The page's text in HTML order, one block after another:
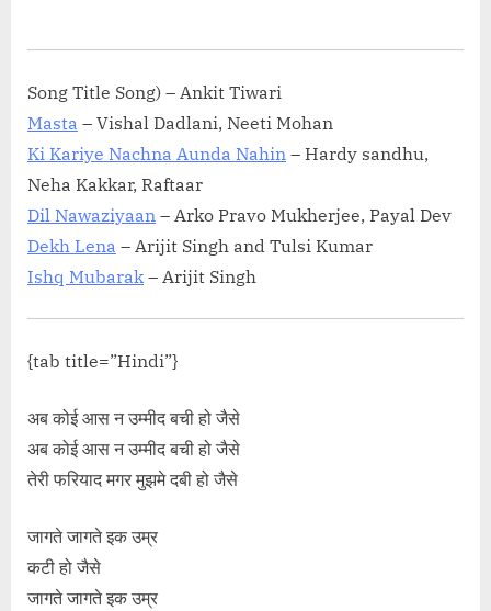
class="more-link">Read More<span class="screen-
Muskurana Lyrics in Hindi – Jubin Nautiyal”</span> »</a>
</p>
Song Title Song) – Ankit Tiwari
Masta – Vishal Dadlani, Neeti Mohan
Ki Kariye Nachna Aunda Nahin – Hardy sandhu,
Neha Kakkar, Raftaar
Dil Nawaziyaan – Arko Pravo Mukherjee, Payal Dev
Dekh Lena – Arijit Singh and Tulsi Kumar
Ishq Mubarak– Arijit Singh
{tab title=”Hindi”}
अब कोई आस न उम्मीद बची हो जैसे
अब कोई आस न उम्मीद बची हो जैसे
तेरी फरियाद मगर मुझमे दबी हो जैसे
जागते जागते इक उम्र
कटी हो जैसे
जागते जागते इक उम्र